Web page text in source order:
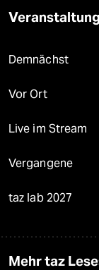
Demnächst
Vor Ort
Live im Stream
Vergangene
taz lab 2027
Mehr taz